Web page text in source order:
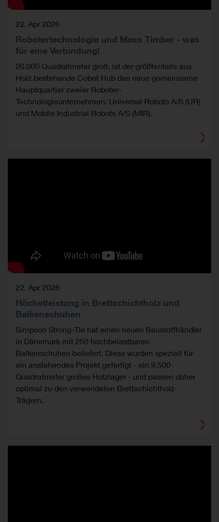
22. Apr 2026
Robotertechnologie und Mass Timber - was
für eine Verbindung!
20.000 Quadratmeter groß, ist der größtenteils aus
Holz bestehende Cobot Hub das neue gemeinsame
Hauptquartier zweier Roboter-
Technologieunternehmen: Universal Robots A/S (UR)
und Mobile Industrial Robots A/S (MIR).
22. Apr 2026
Höchstleistung in Brettschichtholz und
Balkenschuhen
Simpson Strong-Tie hat einen neuen Baustoffhändler
in Dänemark mit 250 hochbelastbaren
Balkenschuhen beliefert. Diese wurden speziell für
ein anstehendes Projekt gefertigt - ein 9.500
Quadratmeter großes Holzlager - und passen daher
optimal zu den verwendeten Brettschichtholz-
Trägern.